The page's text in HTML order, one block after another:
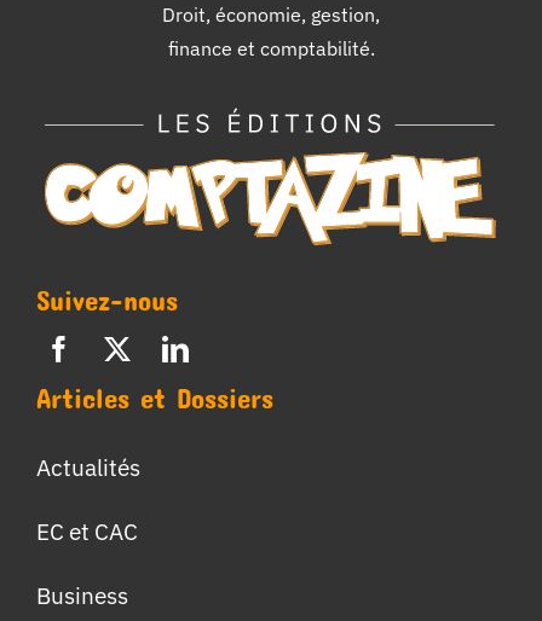
Droit, économie, gestion,
finance et comptabilité.
Suivez-nous
Articles et Dossiers
Actualités
EC et CAC
Business